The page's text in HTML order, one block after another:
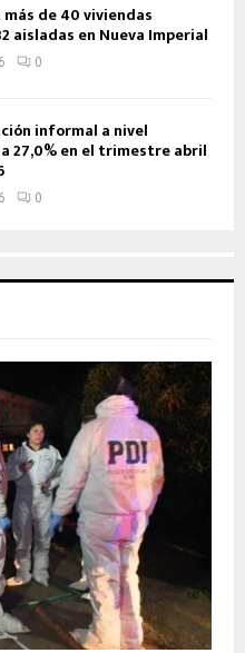
de 40 viviendas
aisladas en Nueva Imperial
0
informal a nivel
27,0% en el trimestre abril
0